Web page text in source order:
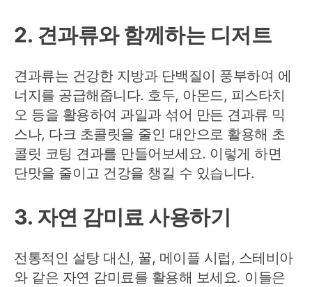
2. 견과류와 함께하는 디저트
견과류는 건강한 지방과 단백질이 풍부하여 에
너지를 공급해줍니다. 호두, 아몬드, 피스타치
오 등을 활용하여 과일과 섞어 만든 견과류 믹
스나, 다크 초콜릿을 줄인 대안으로 활용해 초
콜릿 코팅 견과를 만들어보세요. 이렇게 하면
단맛을 줄이고 건강을 챙길 수 있습니다.
3. 자연 감미료 사용하기
전통적인 설탕 대신, 꿀, 메이플 시럽, 스테비아
와 같은 자연 감미료를 활용해 보세요. 이들은